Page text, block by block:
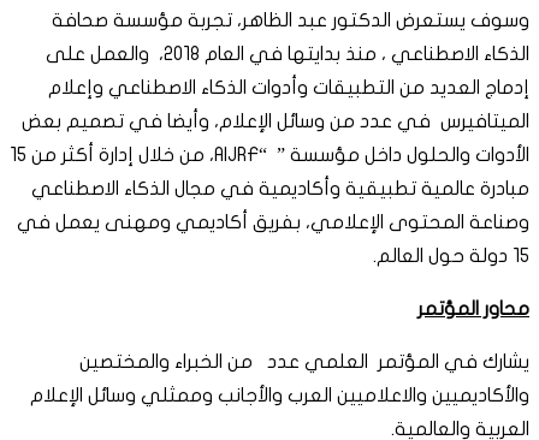
وسوف يستعرض الدكتور عبد الظاهر، تجربة مؤسسة صحافة
الذكاء الاصطناعي ، منذ بدايتها في العام 2018، والعمل على
إدماج العديد من التطبيقات وأدوات الذكاء الاصطناعي وإعلام
الميتافيرس في عدد من وسائل الإعلام، وأيضا في تصميم بعض
الأدوات والحلول داخل مؤسسة ” “AIJRF، من خلال إدارة أكثر من 15
مبادرة عالمية تطبيقية وأكاديمية في مجال الذكاء الاصطناعي
وصناعة المحتوى الإعلامي، بفريق أكاديمي ومهنى يعمل في
15 دولة حول العالم.
محاور المؤتمر
يشارك في المؤتمر العلمي عدد من الخبراء والمختصين
والأكاديميين والاعلاميين العرب والأجانب وممثلي وسائل الإعلام
العربية والعالمية.